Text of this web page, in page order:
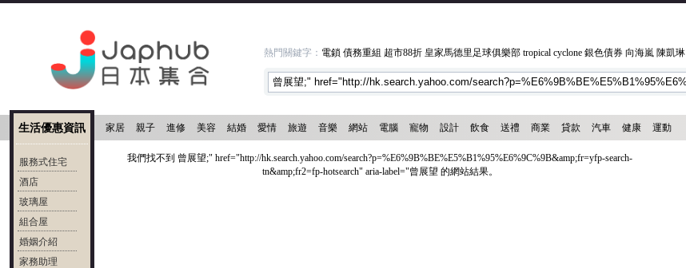
熱門關鍵字： 電鎖 債務重組 超市88折 皇家馬德里足球俱樂部 tropical cyclone 銀色債券 向海嵐 陳凱琳
家居 親子 進修 美容 結婚 愛情 旅遊 音樂 網站 電腦 寵物 設計 飲食 送禮 商業 貸款 汽車 健康 運動
生活優惠資訊
服務式住宅
酒店
玻璃屋
組合屋
婚姻介紹
家務助理
我們找不到 曾展望;" href="http://hk.search.yahoo.com/search?p=%E6%9B%BE%E5%B1%95%E6%9C%9B&amp;fr=yfp-search-
tn&amp;fr2=fp-hotsearch" aria-label="曾展望 的網站結果。